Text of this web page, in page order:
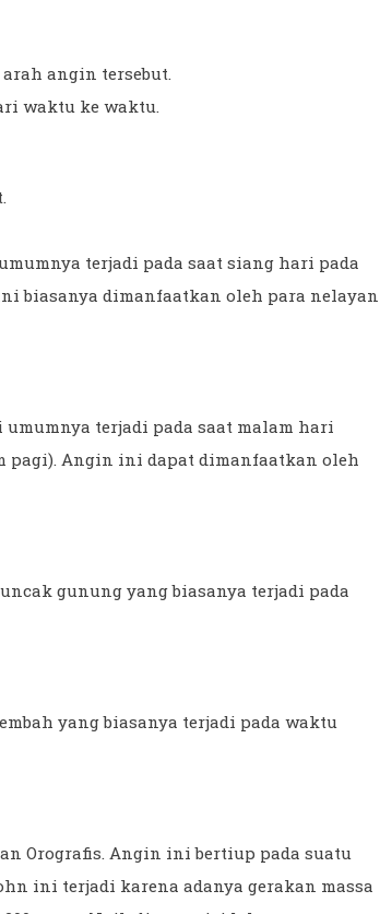
angin tersebut.
waktu ke waktu.
terjadi pada saat siang hari pada
biasanya dimanfaatkan oleh para nelayan
terjadi pada saat malam hari
pagi). Angin ini dapat dimanfaatkan oleh
gunung yang biasanya terjadi pada
yang biasanya terjadi pada waktu
Orografis. Angin ini bertiup pada suatu
ini terjadi karena adanya gerakan massa